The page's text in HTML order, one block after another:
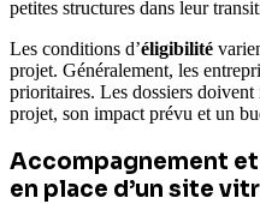
petites structures dans leur
Les conditions d’éligibilité
projet. Généralement, les
prioritaires. Les dossiers
projet, son impact prévu et un
Accompagnement
en place d’un site